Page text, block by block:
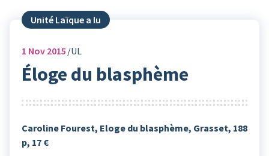
Unité Laïque a lu
1 Nov 2015 UL
Éloge du blasphème
Caroline Fourest, Eloge du blasphème, Grasset, 188
p, 17 €